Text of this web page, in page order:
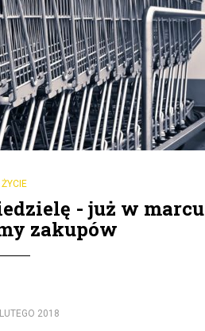
ŻYCIE
- już w marcu
zakupów
2018